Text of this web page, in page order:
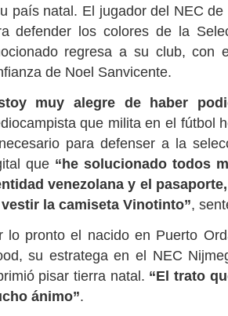
país natal. El jugador del NEC
defender los colores de la
regresa a su club, con
de Noel Sanvicente.
muy alegre de haber
que milita en el fútbol
para defenser a la
que “he solucionado todos
venezolana y el
la camiseta Vinotinto”,
lo pronto el nacido en Puerto
su estratega en el NEC
pisar tierra natal. “El trato
ánimo”.